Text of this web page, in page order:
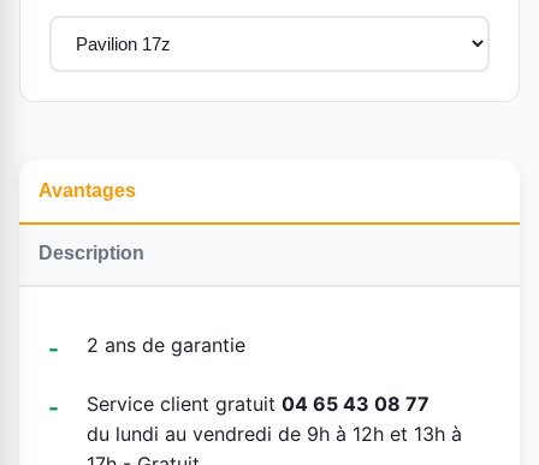
Avantages
Description
2 ans de garantie
Service client gratuit 04 65 43 08 77
du lundi au vendredi de 9h à 12h et 13h à